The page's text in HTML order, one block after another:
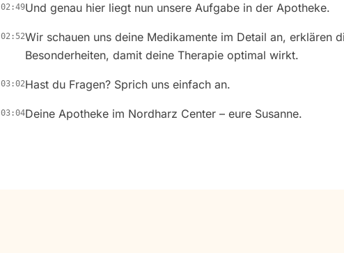
02:49Und genau hier liegt nun unsere Aufgabe in der Apotheke.
02:52Wir schauen uns deine Medikamente im Detail an, erklären
Besonderheiten, damit deine Therapie optimal wirkt.
03:02Hast du Fragen? Sprich uns einfach an.
03:04Deine Apotheke im Nordharz Center – eure Susanne.